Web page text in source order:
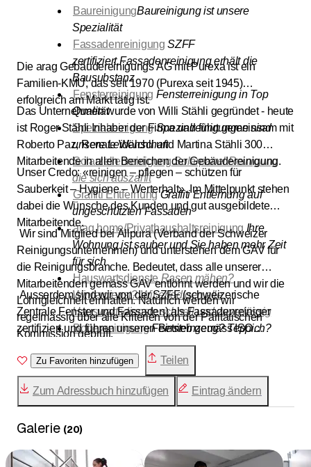
BaureinigungBaureinigung ist unsere
Spezialität
Fassadenreinigung SZFF
zertifiziert.Fassadenreinigung erhält die
Bausubstanz
Fensterreinigung Fensterreinigung in Top
Qualität
SpezialreinigungSpezialreinigungen sind
unsere Leidenschaft
SolarzellenreinigungSolarpanel Reinigung
die sich auszahlt
Graffiti EntfernungGraffiti Entfernung auf
ungeschützten Fassaden
arag home/Privathaushaltsreinigung Ihre
Wohnung ist sauber und Sie haben mehr Zeit
für sich
Hauswartsdienste Rasen mähen?
Winterdienst? Wir erledigen alle
Hauswartsdienste schnell und zuverlässig
BodenreinigungFeinsteinzeug? Teppich?
Naturstein oder Parkett? Wir reinigen Böden
aller Art
Die arag Gebäudereinigungs AG mit Purexa ist ein
Familien-KMU, das seit 1970 (Purexa seit 1945)
erfolgreich am Markt tätig ist.
Das Unternehmen wurde von Willi Stähli gegründet - heute
ist Roger Stähli Inhaber der Firma und führt gemeinsam mit
Roberto Paz, Renate Wälchli und Martina Stähli 300
Mitarbeitende in allen Bereichen der Gebäudereinigung.
Unser Credo: «reinigen – pflegen – schützen für
Sauberkeit – Hygiene – Werterhalt». Im Mittelpunkt stehen
dabei die Wünsche des Kunden und gut ausgebildete
Mitarbeitende.
Wir sind Mitglied bei Allpura (Verband der Schweizer
Reinigungsunternehmen) und unterstehen dem GAV für
die Reinigungsbranche. Bedeutet, dass alle unserer
Mitarbeitenden gemäss GAV entlöhnt werden und wir die
Lohngleichheit einhalten. Natürlich werden wir
regelmässig über alle Kriterien von der Paritätischen
Kommission geprüft.
Ausserdem sind wir von der SZFF (schweizerische
Zentrale Fenster und Fassaden) als Fassadenreiniger
zertifiziert und führen unseren Betrieb gemäss ISO
Zu Favoriten hinzufügen Teilen
Zum Adressbuch hinzufügen Eintrag ändern
Galerie (20)